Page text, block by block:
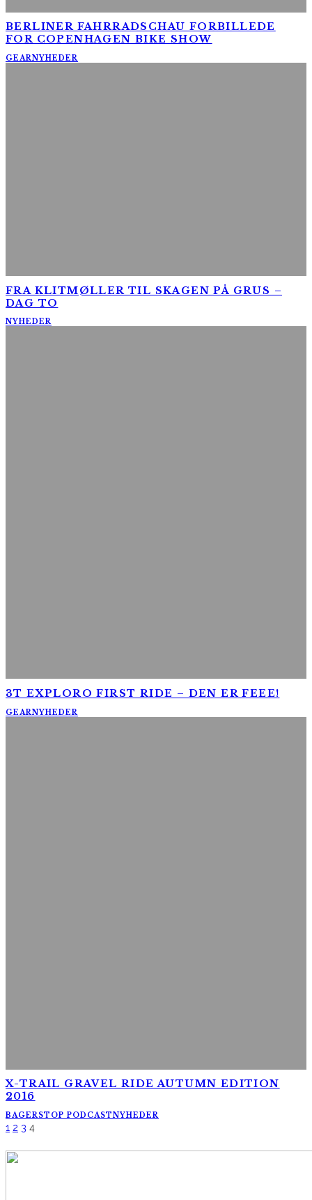
BERLINER FAHRRADSCHAU FORBILLEDE
FOR COPENHAGEN BIKE SHOW
GEARNYHEDER
FRA KLITMØLLER TIL SKAGEN PÅ GRUS –
DAG TO
NYHEDER
3T EXPLORO FIRST RIDE – DEN ER FEEE!
GEARNYHEDER
X-TRAIL GRAVEL RIDE AUTUMN EDITION
2016
BAGERSTOP PODCASTNYHEDER
1 2 3 4